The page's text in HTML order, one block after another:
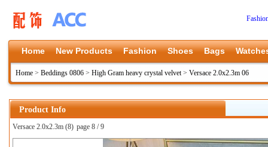
Home New Products Fashion Shoes Bags
Home > Beddings 0806 > High Gram heavy crystal velvet> Versace 2.0x2.3m 06
Product Info
Versace 2.0x2.3m (8) page 8 / 9
上一张